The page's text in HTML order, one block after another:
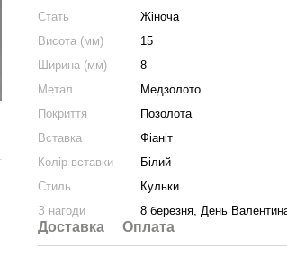
Стать
Жіноча
Висота (мм)
15
Ширина (мм)
8
Метал
Медзолото
Покриття
Позолота
Вставка
Фіаніт
Колір вставки
Білий
Стиль
Кульки
З нагоди
8 березня, День
Доставка Оплата